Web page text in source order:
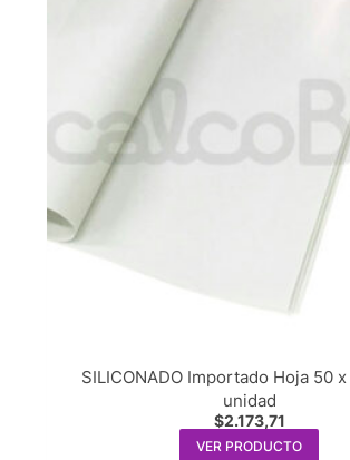
SILICONADO Importado Hoja 50
unidad
$2.173,71
VER PRODUCTO